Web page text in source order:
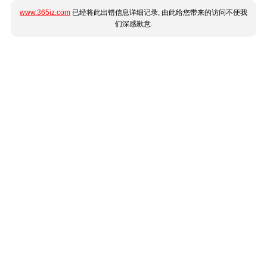
www.365jz.com 已经将此出错信息详细记录, 由此给您带来的访问不便我
们深感歉意.